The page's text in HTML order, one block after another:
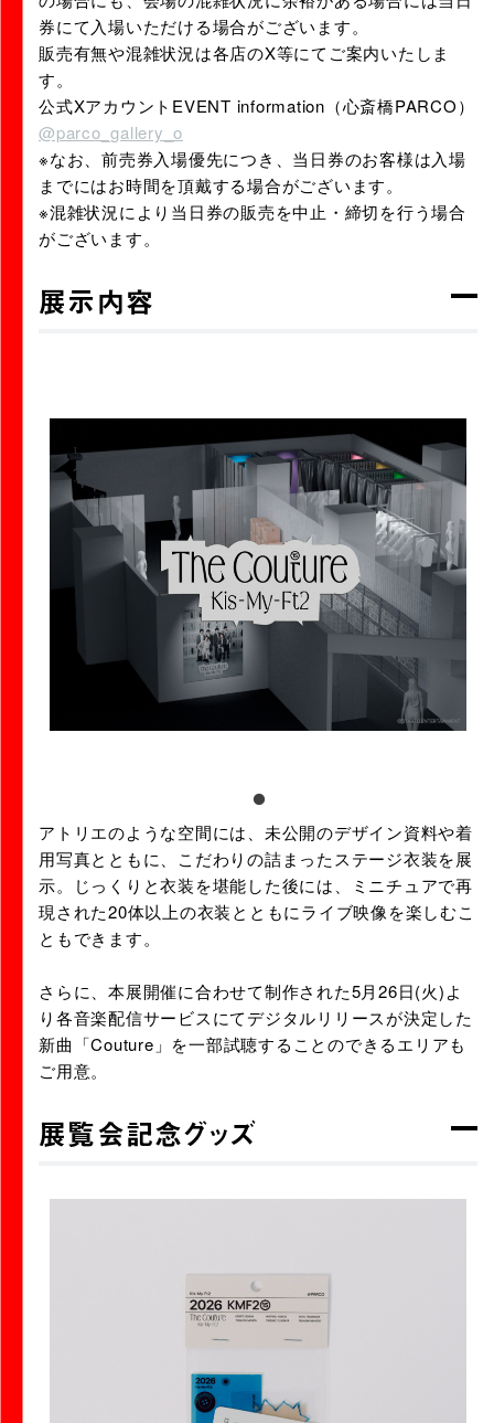
券にて入場いただける場合がございます。
販売有無や混雑状況は各店のX等にてご案内いたしま
す。
公式XアカウントEVENT information（心斎橋PARCO）
@parco_gallery_o
※なお、前売券入場優先につき、当日券のお客様は入場
までにはお時間を頂戴する場合がございます。
※混雑状況により当日券の販売を中止・締切を行う場合
がございます。
展示内容
アトリエのような空間には、未公開のデザイン資料や着
用写真とともに、こだわりの詰まったステージ衣装を展
示。じっくりと衣装を堪能した後には、ミニチュアで再
現された20体以上の衣装とともにライブ映像を楽しむこ
ともできます。
さらに、本展開催に合わせて制作された5月26日(火)よ
り各音楽配信サービスにてデジタルリリースが決定した
新曲「Couture」を一部試聴することのできるエリアも
ご用意。
展覧会記念グッズ